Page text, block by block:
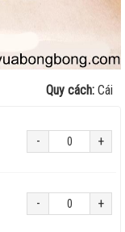
Quy cách: Cái
- +
- +